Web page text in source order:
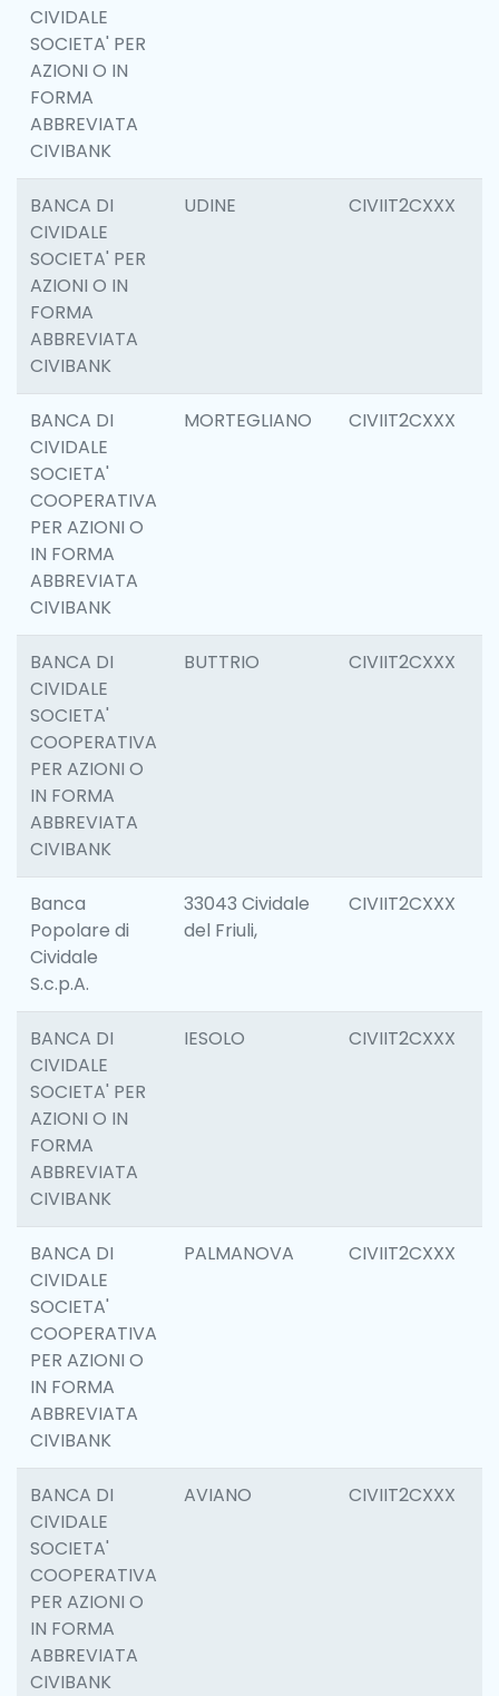
CIVIDALE
SOCIETA' PER
AZIONI O IN
FORMA
ABBREVIATA
CIVIBANK
BANCA DI
CIVIDALE
SOCIETA' PER
AZIONI O IN
FORMA
ABBREVIATA
CIVIBANK
UDINE CIVIIT2CXXX
BANCA DI
CIVIDALE
SOCIETA'
COOPERATIVA
PER AZIONI O
IN FORMA
ABBREVIATA
CIVIBANK
MORTEGLIANO CIVIIT2CXXX
BANCA DI
CIVIDALE
SOCIETA'
COOPERATIVA
PER AZIONI O
IN FORMA
ABBREVIATA
CIVIBANK
BUTTRIO CIVIIT2CXXX
Banca
Popolare di
Cividale
S.c.p.A.
33043 Cividale
del Friuli,
CIVIIT2CXXX
BANCA DI
CIVIDALE
SOCIETA' PER
AZIONI O IN
FORMA
ABBREVIATA
CIVIBANK
IESOLO CIVIIT2CXXX
BANCA DI
CIVIDALE
SOCIETA'
COOPERATIVA
PER AZIONI O
IN FORMA
ABBREVIATA
CIVIBANK
PALMANOVA CIVIIT2CXXX
BANCA DI
CIVIDALE
SOCIETA'
COOPERATIVA
PER AZIONI O
IN FORMA
ABBREVIATA
CIVIBANK
AVIANO CIVIIT2CXXX